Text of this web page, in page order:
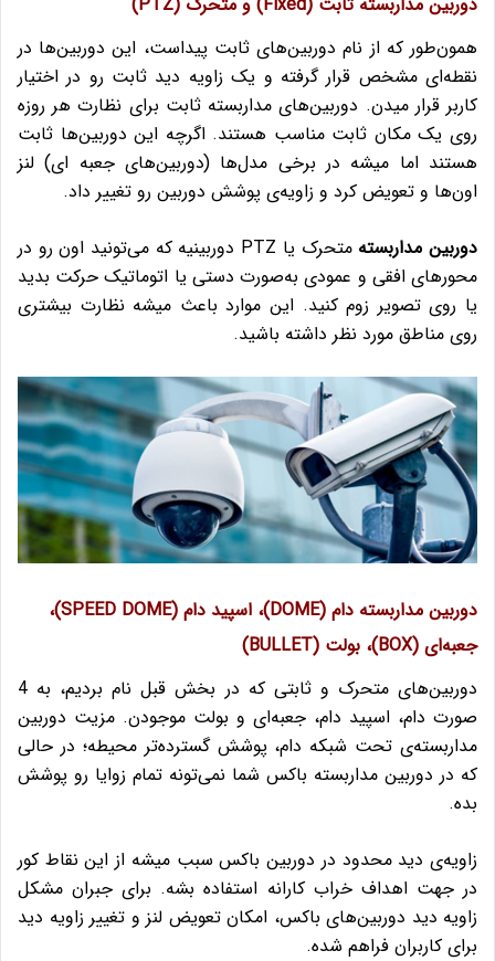
همون‌طور که از نام دوربین‌های ثابت پیداست، این دوربین‌ها در
نقطه‌ای مشخص قرار گرفته و یک زاویه دید ثابت رو در اختیار
کاربر قرار میدن. دوربین‌های مداربسته ثابت برای نظارت هر روزه
روی یک مکان ثابت مناسب هستند. اگرچه این دوربین‌ها ثابت
هستند اما میشه در برخی مدل‌ها (دوربین‌های جعبه ای) لنز
اون‌ها و تعویض کرد و زاویه‌ی پوشش دوربین رو تغییر داد.
دوربین مداربسته
متحرک یا PTZ دوربینیه که می‌تونید اون رو در
محورهای افقی و عمودی به‌صورت دستی یا اتوماتیک حرکت بدید
یا روی تصویر زوم کنید. این موارد باعث میشه نظارت بیشتری
روی مناطق مورد نظر داشته باشید.
دوربین مداربسته دام (DOME)، اسپید دام (SPEED DOME)،
جعبه‌ای (BOX)، بولت (BULLET)
دوربین‌های متحرک و ثابتی که در بخش قبل نام بردیم، به 4
صورت دام، اسپید دام، جعبه‌ای و بولت موجودن. مزیت دوربین
مداربسته‌ی تحت شبکه دام، پوشش گسترده‌تر محیطه؛ در حالی
که در دوربین مداربسته باکس شما نمی‌تونه تمام زوایا رو پوشش
بده.
زاویه‌ی دید محدود در دوربین باکس سبب میشه از این نقاط کور
در جهت اهداف خراب کارانه استفاده بشه. برای جبران مشکل
زاویه دید دوربین‌های باکس، امکان تعویض لنز و تغییر زاویه دید
برای کاربران فراهم شده‌.